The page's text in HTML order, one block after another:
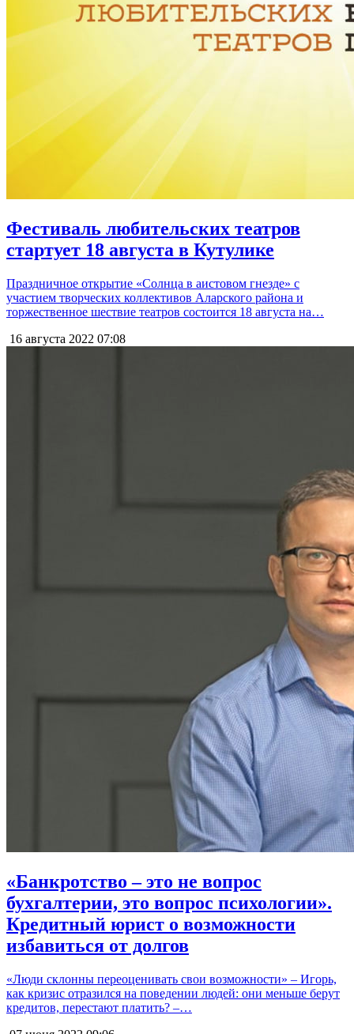
Фестиваль любительских театров
стартует 18 августа в Кутулике
Праздничное открытие «Солнца в аистовом гнезде» с
участием творческих коллективов Аларского района и
торжественное шествие театров состоится 18 августа на…
16 августа 2022 07:08
«Банкротство – это не вопрос
бухгалтерии, это вопрос психологии».
Кредитный юрист о возможности
избавиться от долгов
«Люди склонны переоценивать свои возможности» – Игорь,
как кризис отразился на поведении людей: они меньше берут
кредитов, перестают платить? –…